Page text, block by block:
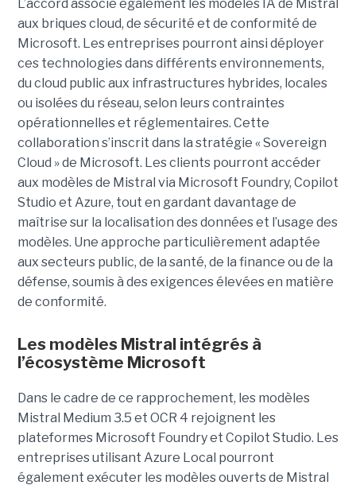
L’accord associe également les modèles IA de Mistral
aux briques cloud, de sécurité et de conformité de
Microsoft. Les entreprises pourront ainsi déployer
ces technologies dans différents environnements,
du cloud public aux infrastructures hybrides, locales
ou isolées du réseau, selon leurs contraintes
opérationnelles et réglementaires. Cette
collaboration s’inscrit dans la stratégie « Sovereign
Cloud » de Microsoft. Les clients pourront accéder
aux modèles de Mistral via Microsoft Foundry, Copilot
Studio et Azure, tout en gardant davantage de
maîtrise sur la localisation des données et l’usage des
modèles. Une approche particulièrement adaptée
aux secteurs public, de la santé, de la finance ou de la
défense, soumis à des exigences élevées en matière
de conformité.
Les modèles Mistral intégrés à
l’écosystème Microsoft
Dans le cadre de ce rapprochement, les modèles
Mistral Medium 3.5 et OCR 4 rejoignent les
plateformes Microsoft Foundry et Copilot Studio. Les
entreprises utilisant Azure Local pourront
également exécuter les modèles ouverts de Mistral